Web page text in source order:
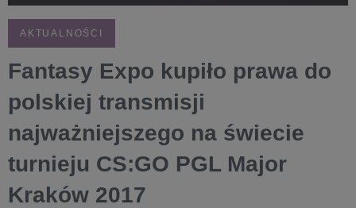
AKTUALNOŚCI
Fantasy Expo kupiło prawa do
polskiej transmisji
najważniejszego na świecie
turnieju CS:GO PGL Major
Kraków 2017